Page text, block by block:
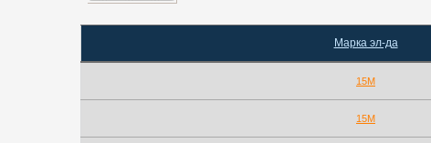
Марка эл-да
15М
15М